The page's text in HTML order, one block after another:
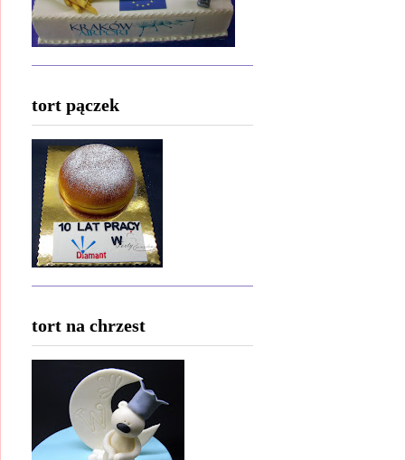
tort pączek
tort na chrzest